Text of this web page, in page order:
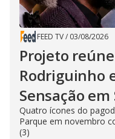
FEED TV/ 03/08/2026
Projeto
Rodriguinho
Sensação em
Quatro ícones do
Parque em novembro
(3)